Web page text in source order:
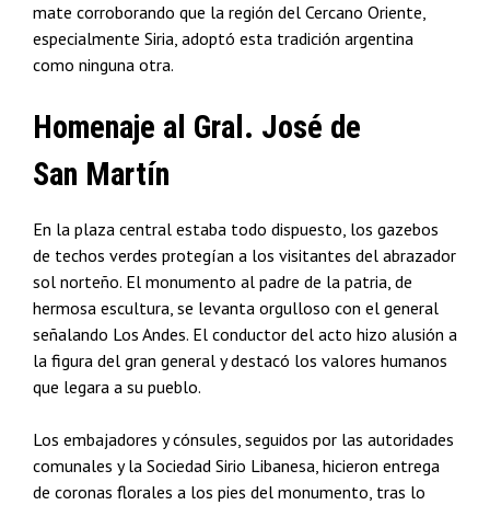
mate corroborando que la región del Cercano Oriente,
especialmente Siria, adoptó esta tradición argentina
como ninguna otra.
Homenaje al Gral. José de
San Martín
En la plaza central estaba todo dispuesto, los gazebos
de techos verdes protegían a los visitantes del abrazador
sol norteño. El monumento al padre de la patria, de
hermosa escultura, se levanta orgulloso con el general
señalando Los Andes. El conductor del acto hizo alusión a
la figura del gran general y destacó los valores humanos
que legara a su pueblo.
Los embajadores y cónsules, seguidos por las autoridades
comunales y la Sociedad Sirio Libanesa, hicieron entrega
de coronas florales a los pies del monumento, tras lo